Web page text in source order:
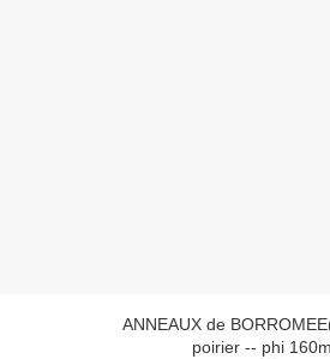
ANNEAUX de
poirier -- phi